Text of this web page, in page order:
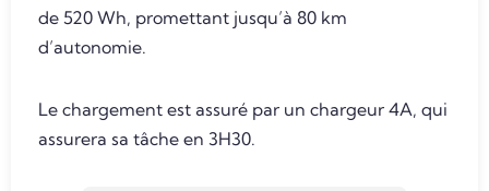
de 520 Wh, promettant jusqu’à 80 km
d’autonomie.
Le chargement est assuré par un chargeur 4A, qui
assurera sa tâche en 3H30.